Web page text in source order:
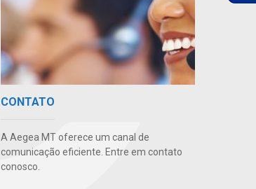
CONTATO
A Aegea MT oferece um canal de
comunicação eficiente. Entre em contato
conosco.